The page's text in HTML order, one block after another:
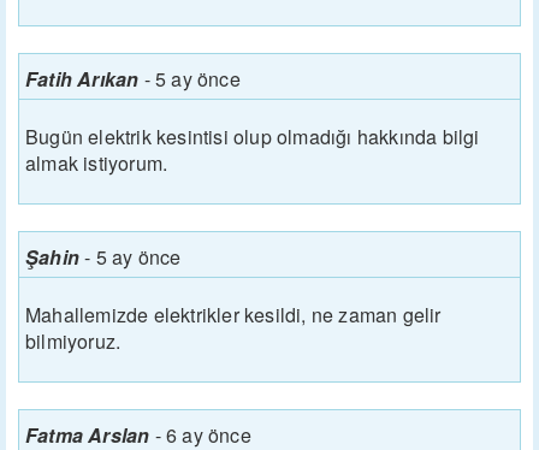
Fatih Arıkan -5 ay önce
Bugün elektrik kesintisi olup olmadığı hakkında bilgi
almak istiyorum.
Şahin- 5 ay önce
Mahallemizde elektrikler kesildi, ne zaman gelir
bilmiyoruz.
Fatma Arslan -6 ay önce